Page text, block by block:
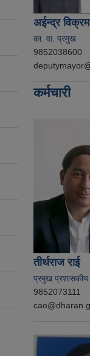
अईन्द्र
का. वा. प्रमुख
9852038600
कर्मचारी
तीर्थराज राई
प्रमुख
9852073111